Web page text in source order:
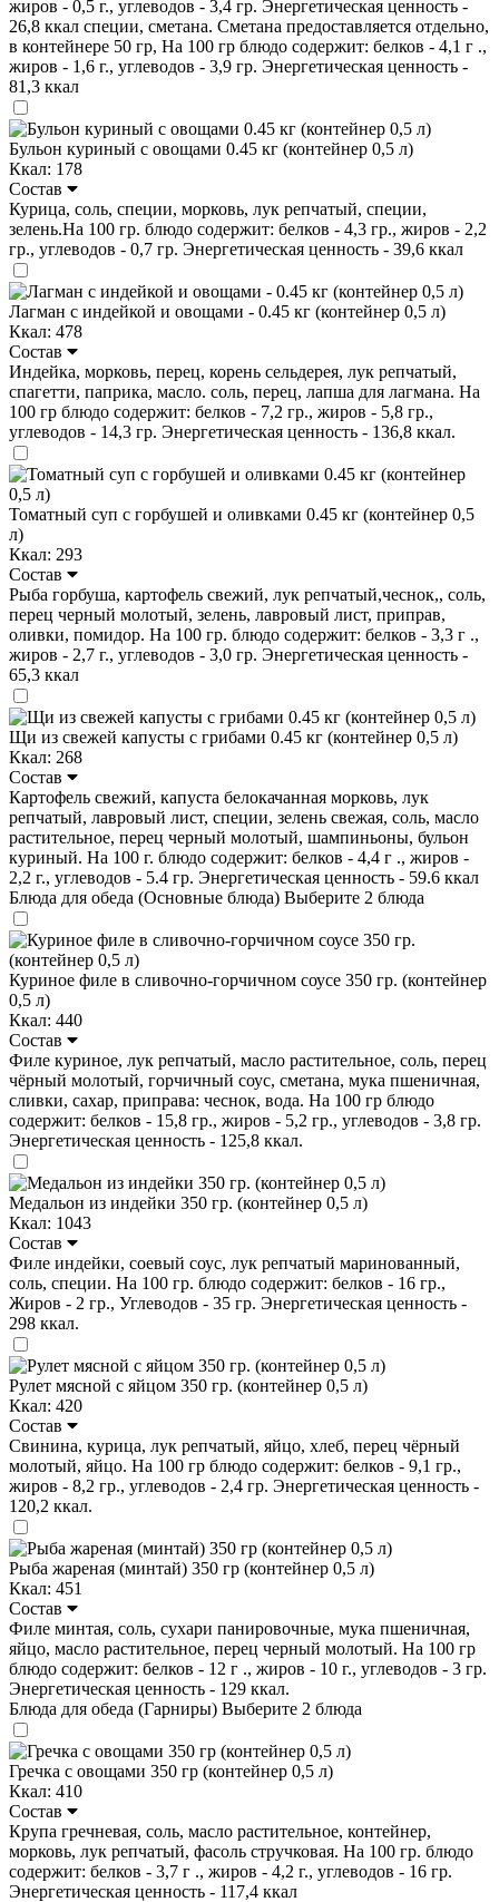
жиров - 0,5 г., углеводов - 3,4 гр. Энергетическая ценность -
26,8 ккал специи, сметана. Сметана предоставляется отдельно,
в контейнере 50 гр, На 100 гр блюдо содержит: белков - 4,1 г .,
жиров - 1,6 г., углеводов - 3,9 гр. Энергетическая ценность -
81,3 ккал
Бульон куриный с овощами 0.45 кг (контейнер 0,5 л)
Ккал: 178
Состав
Курица, соль, специи, морковь, лук репчатый, специи,
зелень.На 100 гр. блюдо содержит: белков - 4,3 гр., жиров - 2,2
гр., углеводов - 0,7 гр. Энергетическая ценность - 39,6 ккал
Лагман с индейкой и овощами - 0.45 кг (контейнер 0,5 л)
Ккал: 478
Состав
Индейка, морковь, перец, корень сельдерея, лук репчатый,
спагетти, паприка, масло. соль, перец, лапша для лагмана. На
100 гр блюдо содержит: белков - 7,2 гр., жиров - 5,8 гр.,
углеводов - 14,3 гр. Энергетическая ценность - 136,8 ккал.
Томатный суп с горбушей и оливками 0.45 кг (контейнер 0,5
л)
Ккал: 293
Состав
Рыба горбуша, картофель свежий, лук репчатый,чеснок,, соль,
перец черный молотый, зелень, лавровый лист, приправ,
оливки, помидор. На 100 гр. блюдо содержит: белков - 3,3 г .,
жиров - 2,7 г., углеводов - 3,0 гр. Энергетическая ценность -
65,3 ккал
Щи из свежей капусты с грибами 0.45 кг (контейнер 0,5 л)
Ккал: 268
Состав
Картофель свежий, капуста белокачанная морковь, лук
репчатый, лавровый лист, специи, зелень свежая, соль, масло
растительное, перец черный молотый, шампиньоны, бульон
куриный. На 100 г. блюдо содержит: белков - 4,4 г ., жиров -
2,2 г., углеводов - 5.4 гр. Энергетическая ценность - 59.6 ккал
Блюда для обеда (Основные блюда) Выберите 2 блюда
Куриное филе в сливочно-горчичном соусе 350 гр. (контейнер
0,5 л)
Ккал: 440
Состав
Филе куриное, лук репчатый, масло растительное, соль, перец
чёрный молотый, горчичный соус, сметана, мука пшеничная,
сливки, сахар, приправа: чеснок, вода. На 100 гр блюдо
содержит: белков - 15,8 гр., жиров - 5,2 гр., углеводов - 3,8 гр.
Энергетическая ценность - 125,8 ккал.
Медальон из индейки 350 гр. (контейнер 0,5 л)
Ккал: 1043
Состав
Филе индейки, соевый соус, лук репчатый маринованный,
соль, специи. На 100 гр. блюдо содержит: белков - 16 гр.,
Жиров - 2 гр., Углеводов - 35 гр. Энергетическая ценность -
298 ккал.
Рулет мясной с яйцом 350 гр. (контейнер 0,5 л)
Ккал: 420
Состав
Свинина, курица, лук репчатый, яйцо, хлеб, перец чёрный
молотый, яйцо. На 100 гр блюдо содержит: белков - 9,1 гр.,
жиров - 8,2 гр., углеводов - 2,4 гр. Энергетическая ценность -
120,2 ккал.
Рыба жареная (минтай) 350 гр (контейнер 0,5 л)
Ккал: 451
Состав
Филе минтая, соль, сухари панировочные, мука пшеничная,
яйцо, масло растительное, перец черный молотый. На 100 гр
блюдо содержит: белков - 12 г ., жиров - 10 г., углеводов - 3 гр.
Энергетическая ценность - 129 ккал.
Блюда для обеда (Гарниры) Выберите 2 блюда
Гречка с овощами 350 гр (контейнер 0,5 л)
Ккал: 410
Состав
Крупа гречневая, соль, масло растительное, контейнер,
морковь, лук репчатый, фасоль стручковая. На 100 гр. блюдо
содержит: белков - 3,7 г ., жиров - 4,2 г., углеводов - 16 гр.
Энергетическая ценность - 117,4 ккал